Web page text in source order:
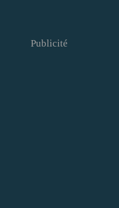
Publicité